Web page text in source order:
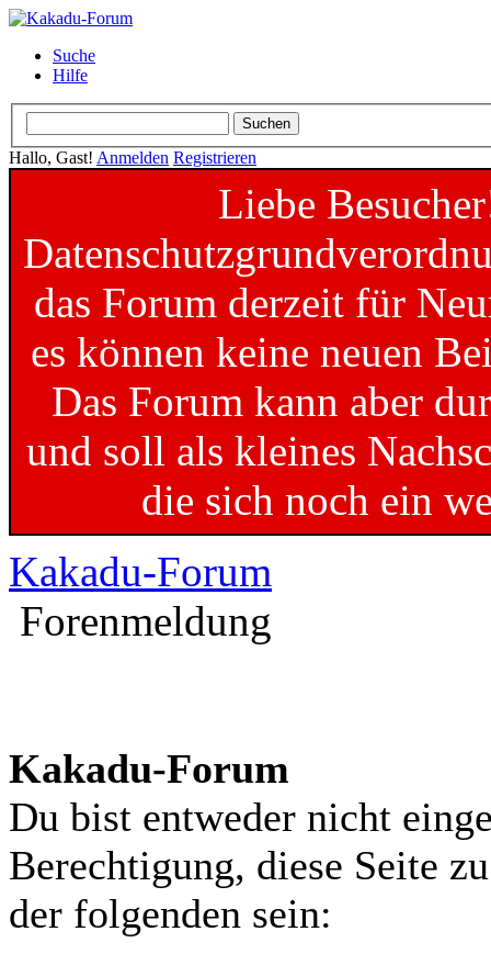
Suche
Hilfe
Hallo, Gast! Anmelden Registrieren
Liebe
das Forum derzeit für
es können keine neuen
Das Forum kann aber
und soll als kleines
die sich noch ein
Kakadu-Forum
Forenmeldung
Kakadu-Forum
Du bist entweder nicht
Berechtigung, diese Seite
der folgenden sein: